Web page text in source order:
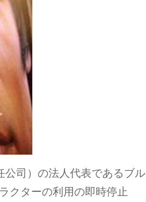
司）の法人代表であるブル
クターの利用の即時停止